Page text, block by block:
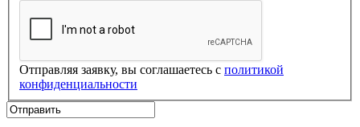
Отправляя заявку, вы соглашаетесь с политикой
конфиденциальности